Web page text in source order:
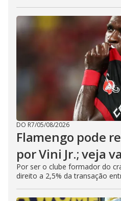
DO R7/05/08/2026
Flamengo pode
por Vini Jr.; veja
Por ser o clube formador do
direito a 2,5% da transação